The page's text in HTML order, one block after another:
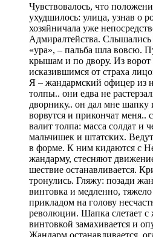
Чувствовалось, что
ухудшилось: улица, узнав о
хозяйничала уже
Адмиралтейства. Слышались
«ура», – пальба шла вовсю.
крышам и по двору. Из ворот
исказившимся от страха
Я – жандармский офицер из
толпы.. они едва не
дворнику.. он дал мне шапку
ворвутся и прикончат меня..
валит толпа: масса солдат и
мальчишек и штатских.
в форме. К ним кидаются с
жандарму, стесняют
шествие останавливается.
тронулись. Гляжу: позади
винтовка и медленно, тяжело
прикладом на голову
революции. Шапка слетает с
винтовкой замахивается и
Жандарм останавливается,